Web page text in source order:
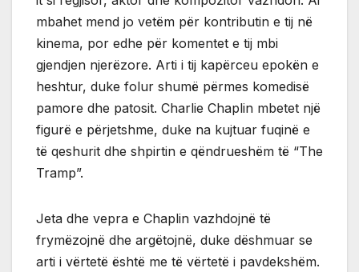
mbahet mend jo vetëm për kontributin e tij në
kinema, por edhe për komentet e tij mbi
gjendjen njerëzore. Arti i tij kapërceu epokën e
heshtur, duke folur shumë përmes komedisë
pamore dhe patosit. Charlie Chaplin mbetet një
figurë e përjetshme, duke na kujtuar fuqinë e
të qeshurit dhe shpirtin e qëndrueshëm të “The
Tramp”.
Jeta dhe vepra e Chaplin vazhdojnë të
frymëzojnë dhe argëtojnë, duke dëshmuar se
arti i vërtetë është me të vërtetë i pavdekshëm.